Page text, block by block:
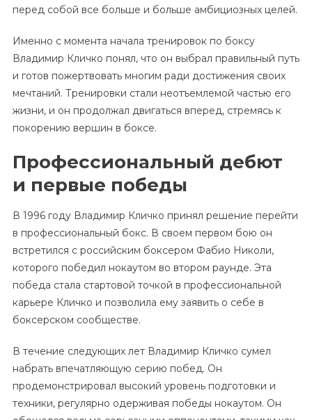
перед собой все больше и больше амбициозных целей.
Именно с момента начала тренировок по боксу
Владимир Кличко понял, что он выбрал правильный путь
и готов пожертвовать многим ради достижения своих
мечтаний. Тренировки стали неотъемлемой частью его
жизни, и он продолжал двигаться вперед, стремясь к
покорению вершин в боксе.
Профессиональный дебют
и первые победы
В 1996 году Владимир Кличко принял решение перейти
в профессиональный бокс. В своем первом бою он
встретился с российским боксером Фабио Николи,
которого победил нокаутом во втором раунде. Эта
победа стала стартовой точкой в профессиональной
карьере Кличко и позволила ему заявить о себе в
боксерском сообществе.
В течение следующих лет Владимир Кличко сумел
набрать впечатляющую серию побед. Он
продемонстрировал высокий уровень подготовки и
техники, регулярно одерживая победы нокаутом. Он